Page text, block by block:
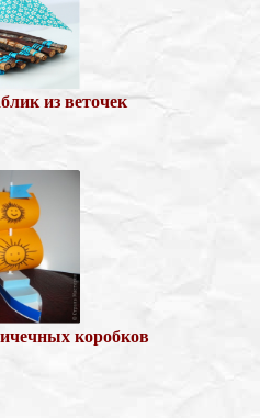
из веточек
коробков